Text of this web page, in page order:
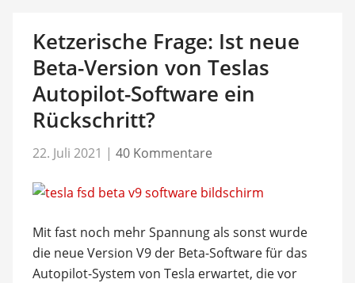
Ketzerische Frage: Ist neue
Beta-Version von Teslas
Autopilot-Software ein
Rückschritt?
22. Juli 2021 | 40 Kommentare
Mit fast noch mehr Spannung als sonst wurde
die neue Version V9 der Beta-Software für das
Autopilot-System von Tesla erwartet, die vor